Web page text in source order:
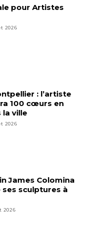
pour Artistes
2026
: l’artiste
100 cœurs en
la ville
2026
James Colomina
ses sculptures à
2026